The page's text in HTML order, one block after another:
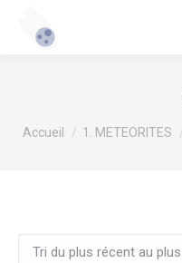
Vous êtes ici :
Accueil 1. METEORITES